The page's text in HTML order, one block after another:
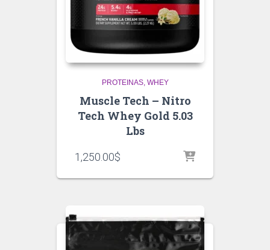
PROTEINAS WHEY
Muscle Tech – Nitro
Tech Whey Gold 5.03
Lbs
1,250.00$